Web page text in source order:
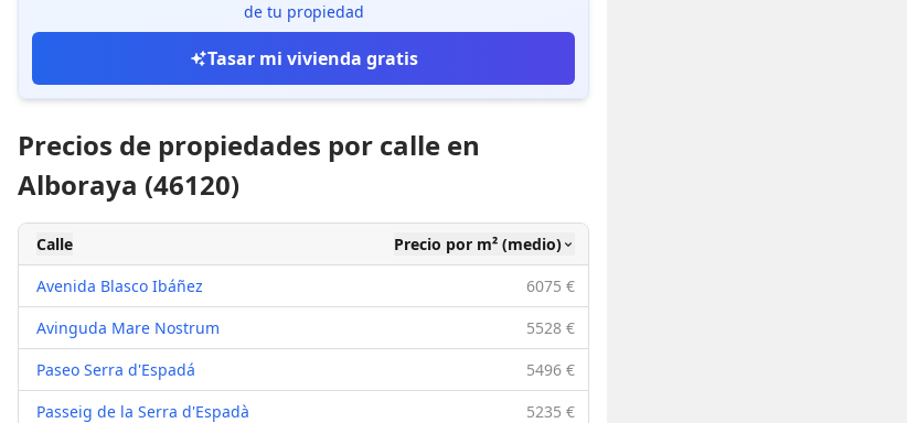
de tu propiedad
Tasar mi vivienda gratis
Precios de propiedades por calle en
Alboraya (46120)
Calle
Precio por m² (medio)
Avenida Blasco Ibáñez
6075 €
Avinguda Mare Nostrum
5528 €
Paseo Serra d'Espadá
5496 €
Passeig de la Serra d'Espadà
5235 €